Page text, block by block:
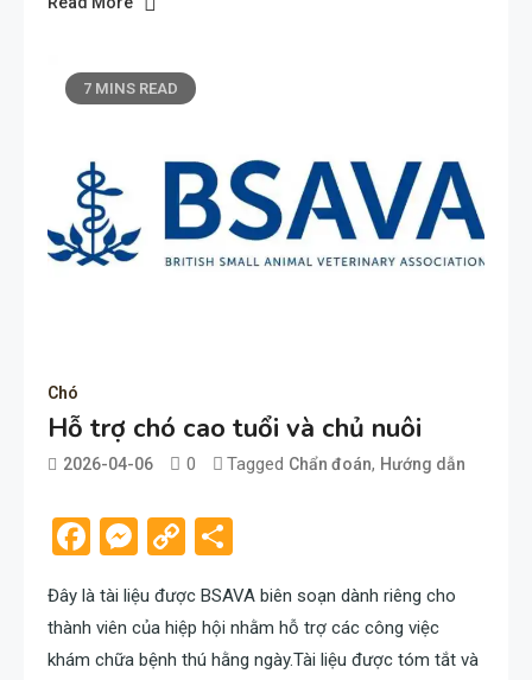
7 MINS READ
Chó
Hỗ trợ chó cao tuổi và chủ nuôi
2026-04-06
0 Tagged Chẩn đoán, Hướng dẫn
Facebook
Messenger
Copy
Đây là tài liệu được BSAVA biên soạn dành riêng cho
thành viên của hiệp hội nhằm hỗ trợ các công việc
khám chữa bệnh thú hằng ngày.Tài liệu được tóm tắt và